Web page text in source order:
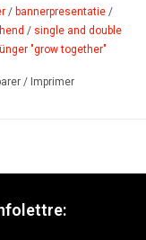
Bannerboy.
commander un
désirée. Le set
de transport, utile
/ bannerpresentatie /
/ single and double
"grow together"
/ Imprimer